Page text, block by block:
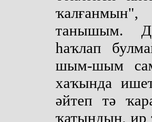
танышым.
һаҡлап
шым-шым
хаҡында
әйтеп тә
ҡатындың, ир